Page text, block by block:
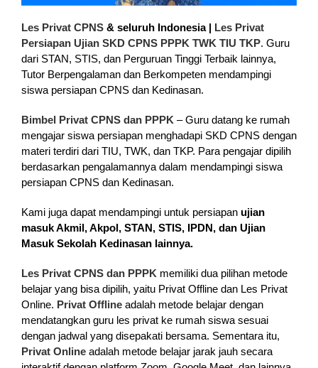
Les Privat CPNS & seluruh Indonesia | Les Privat
Persiapan Ujian SKD CPNS PPPK TWK TIU TKP. Guru
dari STAN, STIS, dan Perguruan Tinggi Terbaik lainnya,
Tutor Berpengalaman dan Berkompeten mendampingi
siswa persiapan CPNS dan Kedinasan.
Bimbel Privat CPNS dan PPPK – Guru datang ke rumah
mengajar siswa persiapan menghadapi SKD CPNS dengan
materi terdiri dari TIU, TWK, dan TKP. Para pengajar dipilih
berdasarkan pengalamannya dalam mendampingi siswa
persiapan CPNS dan Kedinasan.
Kami juga dapat mendampingi untuk persiapanujian
masuk Akmil, Akpol, STAN, STIS, IPDN, dan Ujian
Masuk Sekolah Kedinasan lainnya.
Les Privat CPNS dan PPPK memiliki dua pilihan metode
belajar yang bisa dipilih, yaitu Privat Offline dan Les Privat
Online. Privat Offline adalah metode belajar dengan
mendatangkan guru les privat ke rumah siswa sesuai
dengan jadwal yang disepakati bersama. Sementara itu,
Privat Onlineadalah metode belajar jarak jauh secara